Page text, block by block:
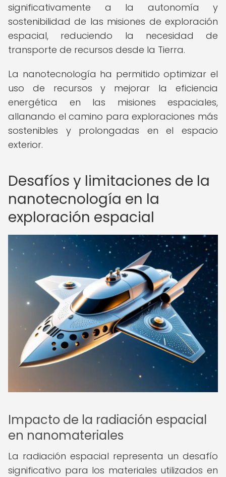
significativamente a la autonomía y
sostenibilidad de las misiones de exploración
espacial, reduciendo la necesidad de
transporte de recursos desde la Tierra.
La nanotecnología ha permitido optimizar el
uso de recursos y mejorar la eficiencia
energética en las misiones espaciales,
allanando el camino para exploraciones más
sostenibles y prolongadas en el espacio
exterior.
Desafíos y limitaciones de la
nanotecnología en la
exploración espacial
Impacto de la radiación espacial
en nanomateriales
La radiación espacial representa un desafío
significativo para los materiales utilizados en